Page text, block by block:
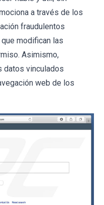
a través de los
fraudulentos
modifican las
Asimismo,
datos vinculados
web de los